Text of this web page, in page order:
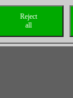
Reject
all